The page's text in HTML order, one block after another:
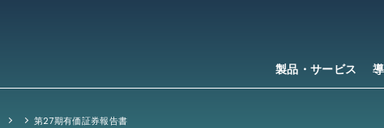
製品・サービス
第27期有価証券報告書